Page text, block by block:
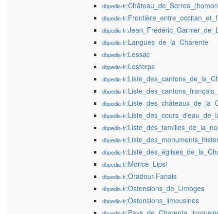
dbpedia-fr
dbpedia-fr
dbpedia-fr
dbpedia-fr:Langues_de_la_Charente
dbpedia-fr:Lessac
dbpedia-fr:Lesterps
dbpedia-fr
dbpedia-fr
dbpedia-fr
dbpedia-fr
dbpedia-fr
dbpedia-fr
dbpedia-fr
dbpedia-fr:Morice_Lipsi
dbpedia-fr:Oradour-Fanais
dbpedia-fr:Ostensions_de_Limoges
dbpedia-fr:Ostensions_limousines